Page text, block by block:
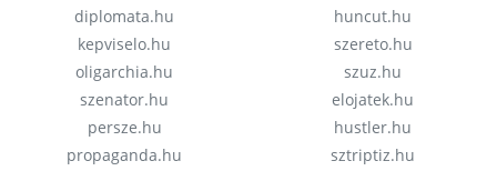
diplomata.hu
kepviselo.hu
oligarchia.hu
szenator.hu
persze.hu
propaganda.hu
huncut.hu
szereto.hu
szuz.hu
elojatek.hu
hustler.hu
sztriptiz.hu